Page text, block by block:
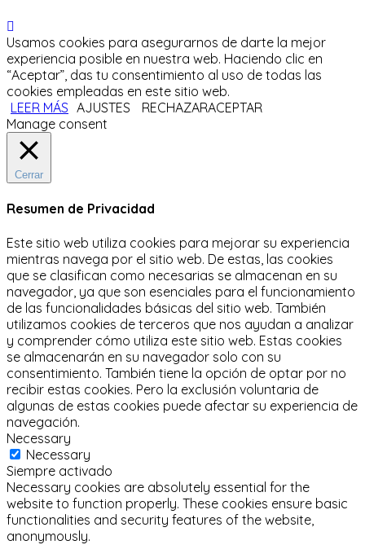
Usamos cookies para asegurarnos de darte la mejor
experiencia posible en nuestra web. Haciendo clic en
“Aceptar”, das tu consentimiento al uso de todas las
cookies empleadas en este sitio web.
LEER MÁS AJUSTES RECHAZARACEPTAR
Manage consent
Cerrar
Resumen de Privacidad
Este sitio web utiliza cookies para mejorar su experiencia
mientras navega por el sitio web. De estas, las cookies
que se clasifican como necesarias se almacenan en su
navegador, ya que son esenciales para el funcionamiento
de las funcionalidades básicas del sitio web. También
utilizamos cookies de terceros que nos ayudan a analizar
y comprender cómo utiliza este sitio web. Estas cookies
se almacenarán en su navegador solo con su
consentimiento. También tiene la opción de optar por no
recibir estas cookies. Pero la exclusión voluntaria de
algunas de estas cookies puede afectar su experiencia de
navegación.
Necessary
Necessary
Siempre activado
Necessary cookies are absolutely essential for the
website to function properly. These cookies ensure basic
functionalities and security features of the website,
anonymously.